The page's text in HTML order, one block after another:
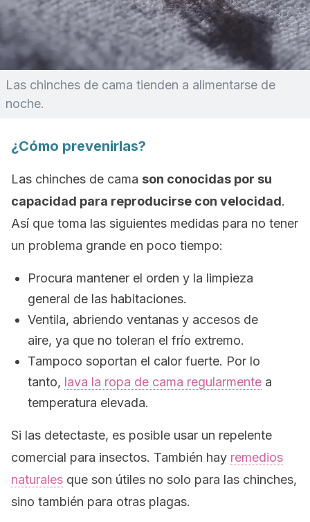
Las chinches de cama tienden a alimentarse de
noche.
¿Cómo prevenirlas?
Las chinches de cama son conocidas por su
capacidad para reproducirse con velocidad.
Así que toma las siguientes medidas para no tener
un problema grande en poco tiempo:
Procura mantener el orden y la limpieza
general de las habitaciones.
Ventila, abriendo ventanas y accesos de
aire, ya que no toleran el frío extremo.
Tampoco soportan el calor fuerte. Por lo
tanto, lava la ropa de cama regularmente a
temperatura elevada.
Si las detectaste, es posible usar un repelente
comercial para insectos. También hay remedios
naturales que son útiles no solo para las chinches,
sino también para otras plagas.